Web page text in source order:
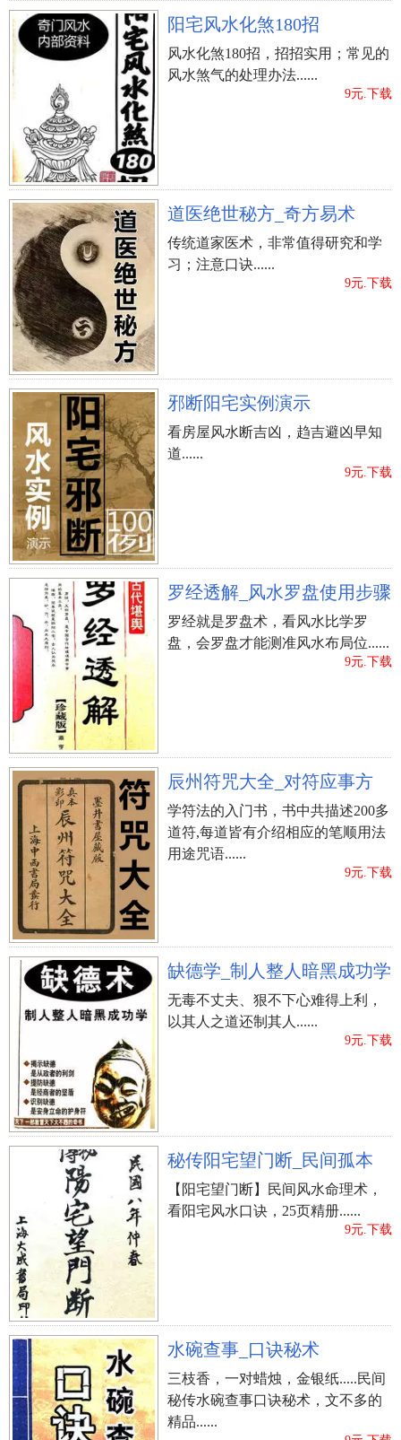
期许，许多爸爸妈妈取名字的情况下会把这类期许
寄予在姓名上边，以提示小孩尽早正气凛然、自强
自立。例如：强、衡、韧、恒、坚、力、决、定、
立、主等这种带著刚阳之气的字做为姓名应用。
?、引入古诗文
一些喜爱阅读的父母是不是想过运行书中的词语给
孩子起名字呢？实际上参照一些古诗词啊古诗词取
名会出现出乎意料的获得，例如：苏东坡《海棠》
中的“车风缭绕泛崇光，香雾空蒙月转廓”大家就可
以取在其中的：崇光。做为姓名应用。假如许姓男
孩取名用此作姓名，也是非常好的配搭。
?、期待小孩变成“大帅哥”
一些父母期待小孩在成长阶段中人体健康快乐、容
颜俊俏的。通常会在宝宝的名字上再加上一些描述
容貌俊美、身体身心健康的关键字，例如：威、
焕、秀、伟、松、柏、山、石等。用这种词语给许
姓男孩取名得话是非常好的配搭。
?、期待小孩变成有社会道德的人
内在美比外观设计俊俏至关重要，父母们通常会明
白这一大道理。中华汉字杜兰特有许多描述品行的
词语，例如德、轩、贤、良、伦、正、清、义、
道。但这并并不是代表着随意用一个字加上姓就变
成好的名字，务必要充分考虑姓与名的关系难题。
、依据小宝宝属相取名字
每一个属相有其相配的三合生肖和六合生肖，起名
字的情况下尽可能采用挨近三合和六合生肖有关的
字，绕开犯冲和相冲属相的有关字，传统式中觉得
三合的姓名能够协助小宝宝有贵人相助协助，提高
工作。例如属鸡宝宝取名宜用“子”、“辰”、“己”的
字。申猴与属龙人、子鼠为三合，与蛇为六合。
（子鼠）子五笔字根，如：学、孺、郭、孝、李；
、辈分取名字
许姓是一个发展趋势历史时间较为详细的姓式，大
部分许多 地区的唐氏家族族谱都是有百度收录辈分
的。能够看一下自身的小孩在祖谱中是排几名的，
随后依照排名来取名。
?、主要表现强健体魄
主要表现男士健壮遒劲的身体。一般用“强、壮、
健、力、高、伟、彪”等字。如：李永强、高健、、
李力、黄云高、何彪等。
、主要表现品性气场
主要表现小伙的豪放顽强性情和男子气概。一般
用“英、勇、雄、猛、刚、坚、毅、韧、豪、俊”等
字姓名。如：薛刚、马胜利、朱为雄、李直、、李
国豪等。
男孩取名多采用刚健之词的姓名。表明刚健质量和
性情的字，如刚、正、直、真、钢、铁等；表明信
念坚毅和能量极大的，如志坚、王伟、铁牛、超强
力、如铁、正刚、古兵这类；表明男子气概的，如
劲松、劲草、旭东、大春、海洋、浩天、皓然、石
阳宅风水化煞180招
风水化煞180招，招招实用；常见的
风水煞气的处理办法......
9元.下载
道医绝世秘方_奇方易术
传统道家医术，非常值得研究和学
习；注意口诀......
9元.下载
邪断阳宅实例演示
看房屋风水断吉凶，趋吉避凶早知
道......
9元.下载
罗经透解_风水罗盘使用步骤
罗经就是罗盘术，看风水比学罗
盘，会罗盘才能测准风水布局位......
9元.下载
辰州符咒大全_对符应事方
学符法的入门书，书中共描述200多
道符,每道皆有介绍相应的笔顺用法
用途咒语......
9元.下载
缺德学_制人整人暗黑成功学
无毒不丈夫、狠不下心难得上利，
以其人之道还制其人......
9元.下载
秘传阳宅望门断_民间孤本
【阳宅望门断】民间风水命理术，
看阳宅风水口诀，25页精册......
9元.下载
水碗查事_口诀秘术
三枝香，一对蜡烛，金银纸.....民间
秘传水碗查事口诀秘术，文不多的
精品......